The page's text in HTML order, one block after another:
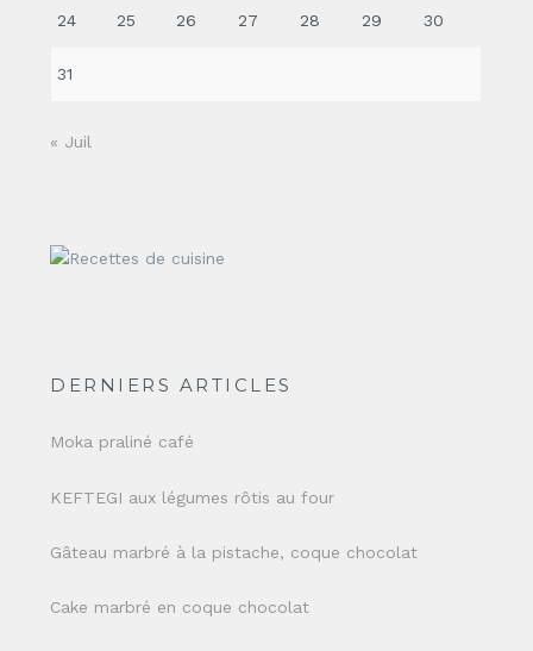
24 25 26 27 28 29 30
31
« Juil
DERNIERS ARTICLES
Moka praliné café
KEFTEGI aux légumes rôtis au four
Gâteau marbré à la pistache, coque chocolat
Cake marbré en coque chocolat